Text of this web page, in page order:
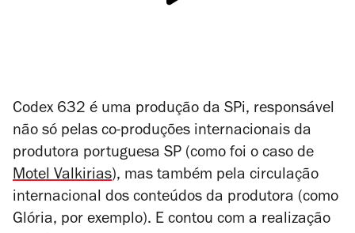
Codex 632 é uma produção da SPi, responsável
não só pelas co-produções internacionais da
produtora portuguesa SP (como foi o caso de
Motel Valkirias), mas também pela circulação
internacional dos conteúdos da produtora (como
Glória, por exemplo). E contou com a realização